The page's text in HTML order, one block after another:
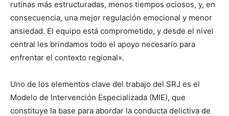
rutinas más estructuradas, menos tiempos ociosos, y, en
consecuencia, una mejor regulación emocional y menor
ansiedad. El equipo está comprometido, y desde el nivel
central les brindamos todo el apoyo necesario para
enfrentar el contexto regional».
Uno de los elementos clave del trabajo del SRJ es el
Modelo de Intervención Especializada (MIE), que
constituye la base para abordar la conducta delictiva de